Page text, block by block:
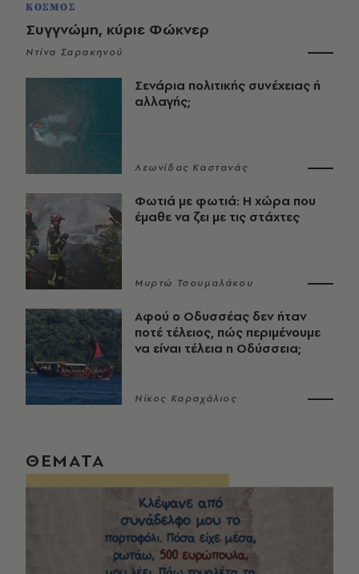
ΚΟΣΜΟΣ
Συγγνώμη, κύριε Φώκνερ
Ντίνα Σαρακηνού
Σενάρια πολιτικής συνέχειας ή
αλλαγής;
Λεωνίδας Καστανάς
Φωτιά με φωτιά: Η χώρα που
έμαθε να ζει με τις στάχτες
Μυρτώ Τσουμαλάκου
Αφού ο Οδυσσέας δεν ήταν
ποτέ τέλειος, πώς περιμένουμε
να είναι τέλεια η Οδύσσεια;
Νίκος Καραχάλιος
ΘΕΜΑΤΑ